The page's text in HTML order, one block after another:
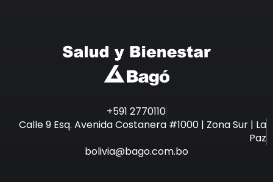
+591 2770110
Calle 9 Esq. Avenida Costanera #1000 | Zona Sur | La
Paz
bolivia@bago.com.bo